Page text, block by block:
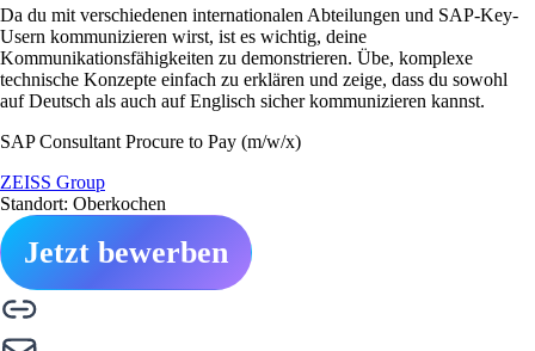
Da du mit verschiedenen internationalen Abteilungen und SAP-Key-
Usern kommunizieren wirst, ist es wichtig, deine
Kommunikationsfähigkeiten zu demonstrieren. Übe, komplexe
technische Konzepte einfach zu erklären und zeige, dass du sowohl
auf Deutsch als auch auf Englisch sicher kommunizieren kannst.
SAP Consultant Procure to Pay (m/w/x)
ZEISS Group
Standort: Oberkochen
Jetzt bewerben